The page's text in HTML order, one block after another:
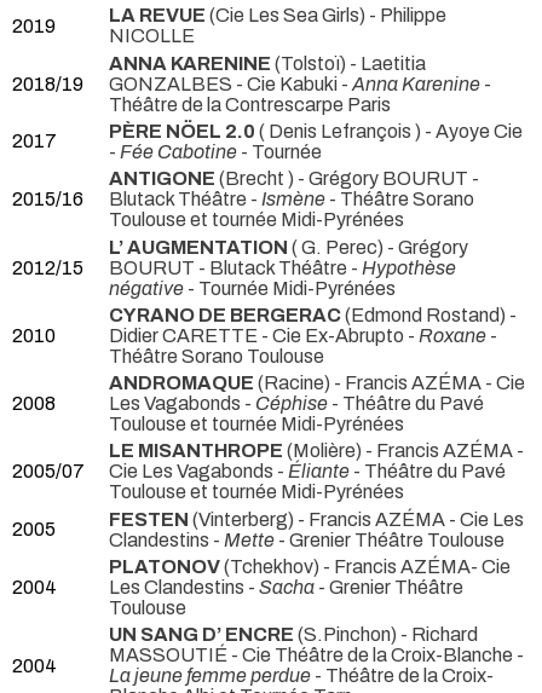
2019
LA REVUE (Cie Les Sea Girls) - Philippe
NICOLLE
2018/19
ANNA KARENINE (Tolstoï) - Laetitia
GONZALBES - Cie Kabuki - Anna Karenine -
Théâtre de la Contrescarpe Paris
2017
PÈRE NÖEL 2.0 ( Denis Lefrançois ) - Ayoye Cie
- Fée Cabotine - Tournée
2015/16
ANTIGONE (Brecht ) - Grégory BOURUT -
Blutack Théâtre - Ismène - Théâtre Sorano
Toulouse et tournée Midi-Pyrénées
2012/15
L’ AUGMENTATION ( G. Perec) - Grégory
BOURUT - Blutack Théâtre - Hypothèse
négative - Tournée Midi-Pyrénées
2010
CYRANO DE BERGERAC(Edmond Rostand) -
Didier CARETTE - Cie Ex-Abrupto - Roxane -
Théâtre Sorano Toulouse
2008
ANDROMAQUE (Racine) - Francis AZÉMA - Cie
Les Vagabonds - Céphise - Théâtre du Pavé
Toulouse et tournée Midi-Pyrénées
2005/07
LE MISANTHROPE (Molière) - Francis AZÉMA -
Cie Les Vagabonds - Éliante - Théâtre du Pavé
Toulouse et tournée Midi-Pyrénées
2005
FESTEN (Vinterberg) - Francis AZÉMA - Cie Les
Clandestins - Mette - Grenier Théâtre Toulouse
2004
PLATONOV(Tchekhov) - Francis AZÉMA- Cie
Les Clandestins - Sacha - Grenier Théâtre
Toulouse
2004
UN SANG D’ ENCRE (S.Pinchon) - Richard
MASSOUTIÉ - Cie Théâtre de la Croix-Blanche -
La jeune femme perdue - Théâtre de la Croix-